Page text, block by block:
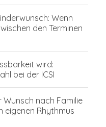
Wenn
den Terminen
wird:
bei der ICSI
Wunsch nach Familie
eigenen Rhythmus